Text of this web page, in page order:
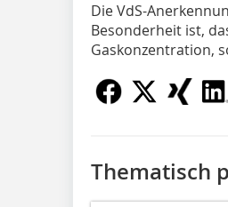
Die VdS-
Besonderheit ist,
Gaskonzentration,
Thematisch